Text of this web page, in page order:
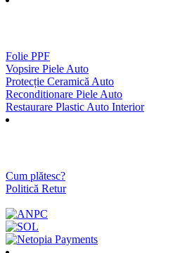
Folie PPF
Vopsire Piele Auto
Protecție Ceramică Auto
Reconditionare Piele Auto
Restaurare Plastic Auto Interior
Cum plătesc?
Politică Retur